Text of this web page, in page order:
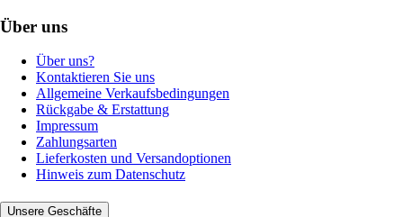
Über uns
Über uns?
Kontaktieren Sie uns
Allgemeine Verkaufsbedingungen
Rückgabe & Erstattung
Impressum
Zahlungsarten
Lieferkosten und Versandoptionen
Hinweis zum Datenschutz
Unsere Geschäfte